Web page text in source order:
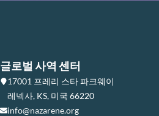
글로벌 사역 센터
17001 프레리 스타 파크웨이
레넥사, KS, 미국 66220
info@nazarene.org